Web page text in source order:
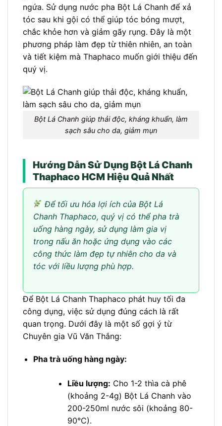
ngứa. Sử dụng nước pha Bột Lá Chanh để xả
tóc sau khi gội có thể giúp tóc bóng mượt,
chắc khỏe hơn và giảm gãy rụng. Đây là một
phương pháp làm đẹp từ thiên nhiên, an toàn
và tiết kiệm mà Thaphaco muốn giới thiệu đến
quý vị.
Bột Lá Chanh giúp thải độc, kháng khuẩn, làm
sạch sâu cho da, giảm mụn
Hướng Dẫn Sử Dụng Bột Lá Chanh
Thaphaco HCM Hiệu Quả Nhất
Để tối ưu hóa lợi ích của Bột Lá
Chanh Thaphaco, quý vị có thể pha trà
uống hàng ngày, sử dụng làm gia vị
trong nấu ăn hoặc ứng dụng vào các
công thức làm đẹp tự nhiên cho da và
tóc với liều lượng phù hợp.
Để Bột Lá Chanh Thaphaco phát huy tối đa
công dụng, việc sử dụng đúng cách là rất
quan trọng. Dưới đây là một số gợi ý từ
Chuyên gia Vũ Văn Thắng:
Pha trà uống hàng ngày:
Liều lượng: Cho 1-2 thìa cà phê
(khoảng 2-4g) Bột Lá Chanh vào
200-250ml nước sôi (khoảng 80-
90°C).